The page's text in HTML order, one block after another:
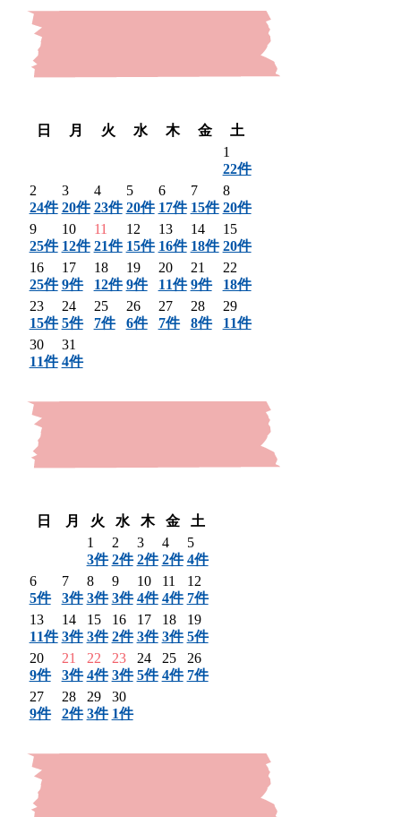
日
月 火 水 木 金
土
1
22件
2
24件
3
20件
4
23件
5
20件
6
17件
7
15件
8
20件
9
25件
10
12件
11
21件
12
15件
13
16件
14
18件
15
20件
16
25件
17
9件
18
12件
19
9件
20
11件
21
9件
22
18件
23
15件
24
5件
25
7件
26
6件
27
7件
28
8件
29
11件
30
11件
31
4件
日
月 火 水 木 金
土
1
3件
2
2件
3
2件
4
2件
5
4件
6
5件
7
3件
8
3件
9
3件
10
4件
11
4件
12
7件
13
11件
14
3件
15
3件
16
2件
17
3件
18
3件
19
5件
20
9件
21
3件
22
4件
23
3件
24
5件
25
4件
26
7件
27
9件
28
2件
29
3件
30
1件